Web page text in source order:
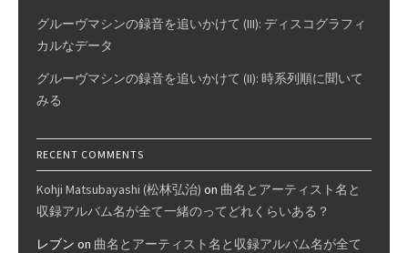
グルーヴマシンの録音を追いかけて (III): ディスコグラフィ
カルなデータ
グルーヴマシンの録音を追いかけて (II): 時系列順に聞いて
みる
RECENT COMMENTS
Kohji Matsubayashi (松林弘治) on 曲名とアーティスト名と
収録アルバム名が全て一緒のってどれくらいある？
レブン on 曲名とアーティスト名と収録アルバム名が全て